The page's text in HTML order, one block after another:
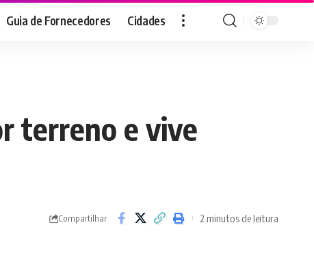
Guia de Fornecedores Cidades
terreno e vive
Compartilhar 2 minutos de leitura